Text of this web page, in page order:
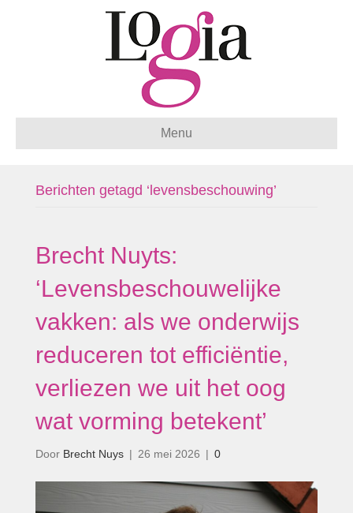
Menu
Berichten getagd ‘levensbeschouwing’
Brecht Nuyts:
‘Levensbeschouwelijke
vakken: als we onderwijs
reduceren tot efficiëntie,
verliezen we uit het oog
wat vorming betekent’
Door Brecht Nuys | 26 mei 2026 | 0